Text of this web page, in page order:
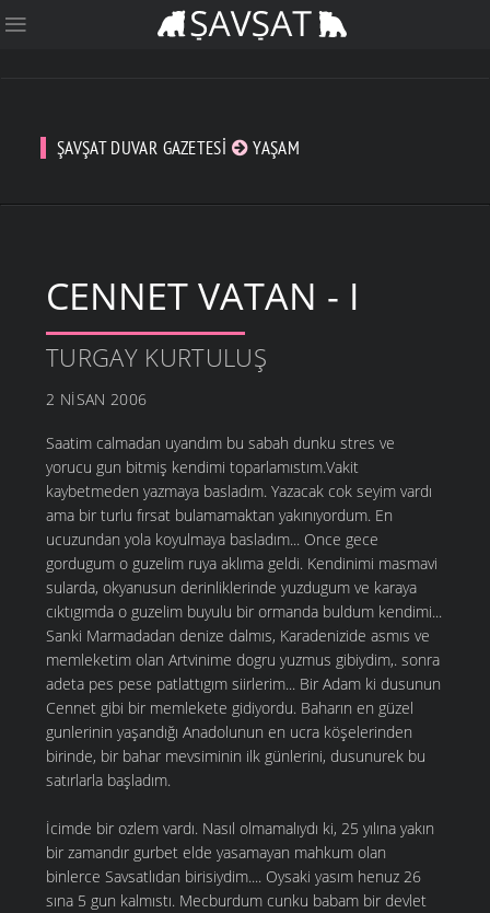
ŞAVŞAT DUVAR GAZETESI YAŞAM
CENNET VATAN - I
TURGAY KURTULUŞ
2 NISAN 2006
Saatim calmadan uyandım bu sabah dunku stres ve
yorucu gun bitmiş kendimi toparlamıstım.Vakit
kaybetmeden yazmaya basladım. Yazacak cok seyim vardı
ama bir turlu fırsat bulamamaktan yakınıyordum. En
ucuzundan yola koyulmaya basladım... Once gece
gordugum o guzelim ruya aklıma geldi. Kendinimi masmavi
sularda, okyanusun derinliklerinde yuzdugum ve karaya
cıktıgımda o guzelim buyulu bir ormanda buldum kendimi...
Sanki Marmadadan denize dalmıs, Karadenizide asmıs ve
memleketim olan Artvinime dogru yuzmus gibiydim,. sonra
adeta pes pese patlattıgım siirlerim... Bir Adam ki dusunun
Cennet gibi bir memlekete gidiyordu. Baharın en güzel
gunlerinin yaşandığı Anadolunun en ucra köşelerinden
birinde, bir bahar mevsiminin ilk günlerini, dusunurek bu
satırlarla başladım.
İcimde bir ozlem vardı. Nasıl olmamalıydı ki, 25 yılına yakın
bir zamandır gurbet elde yasamayan mahkum olan
binlerce Savsatlıdan birisiydim.... Oysaki yasım henuz 26
sına 5 gun kalmıstı. Mecburdum cunku babam bir devlet